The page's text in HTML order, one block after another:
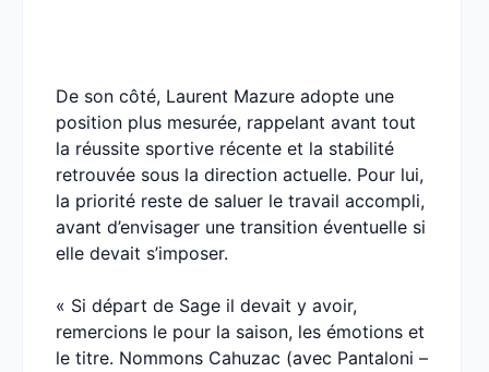
De son côté, Laurent Mazure adopte une
position plus mesurée, rappelant avant tout
la réussite sportive récente et la stabilité
retrouvée sous la direction actuelle. Pour lui,
la priorité reste de saluer le travail accompli,
avant d’envisager une transition éventuelle si
elle devait s’imposer.
« Si départ de Sage il devait y avoir,
remercions le pour la saison, les émotions et
le titre. Nommons Cahuzac (avec Pantaloni –